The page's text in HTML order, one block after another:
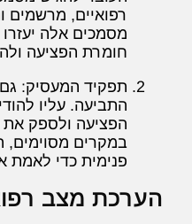
רפואיים, מרשמים
מסמכים אלה
חומרת הפציעה
תפקיד המעסיק:
התביעה. עליו
הפציעה ולספק
במקרים מסוימים,
פנימית כדי לאמת
הערכת מצב